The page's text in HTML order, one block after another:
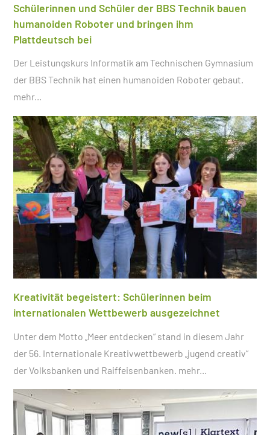
Schülerinnen und Schüler der BBS Technik bauen
humanoiden Roboter und bringen ihm
Plattdeutsch bei
Der Leistungskurs Informatik am Technischen Gymnasium
der BBS Technik hat einen humanoiden Roboter gebaut.
mehr...
Kreativität begeistert: Schülerinnen beim
internationalen Wettbewerb ausgezeichnet
Unter dem Motto „Meer entdecken“ stand in diesem Jahr
der 56. Internationale Kreativwettbewerb „jugend creativ“
der Volksbanken und Raiffeisenbanken. mehr...